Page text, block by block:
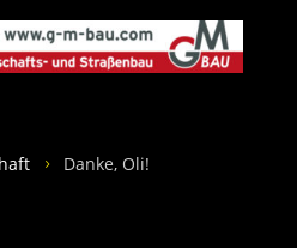
5 Danke, Oli!